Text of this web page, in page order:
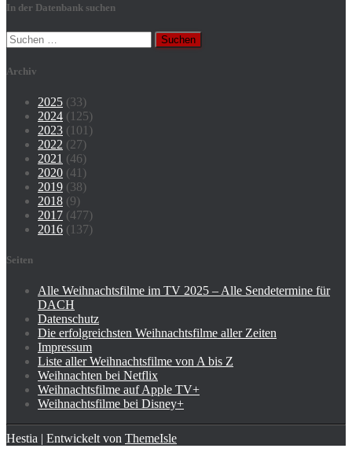
In der Datenbank suchen
Suchen
nach:
Archiv
2025 (33)
2024 (125)
2023 (101)
2022 (27)
2021 (46)
2020 (41)
2019 (38)
2018 (9)
2017 (477)
2016 (137)
Seiten
Alle Weihnachtsfilme im TV 2025 – Alle Sendetermine für
DACH
Datenschutz
Die erfolgreichsten Weihnachtsfilme aller Zeiten
Impressum
Liste aller Weihnachtsfilme von A bis Z
Weihnachten bei Netflix
Weihnachtsfilme auf Apple TV+
Weihnachtsfilme bei Disney+
Hestia | Entwickelt von ThemeIsle